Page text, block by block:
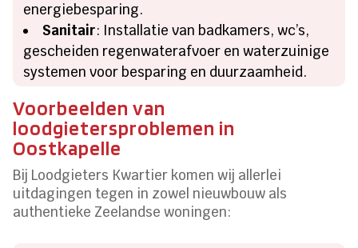
energiebesparing.
Sanitair: Installatie van badkamers, wc’s,
gescheiden regenwaterafvoer en waterzuinige
systemen voor besparing en duurzaamheid.
Voorbeelden van
loodgietersproblemen in
Oostkapelle
Bij Loodgieters Kwartier komen wij allerlei
uitdagingen tegen in zowel nieuwbouw als
authentieke Zeelandse woningen: